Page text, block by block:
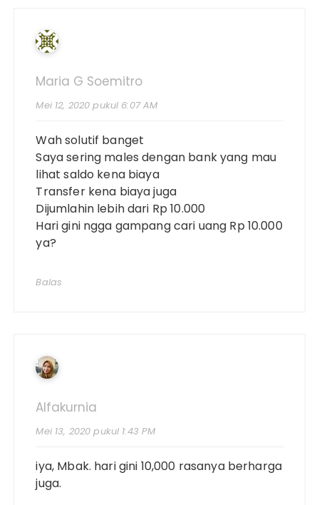
Maria G Soemitro
Mei 12, 2020 pukul 6:07 AM
Wah solutif banget
Saya sering males dengan bank yang mau
lihat saldo kena biaya
Transfer kena biaya juga
Dijumlahin lebih dari Rp 10.000
Hari gini ngga gampang cari uang Rp 10.000
ya?
Balas
Alfakurnia
Mei 13, 2020 pukul 1:43 PM
iya, Mbak. hari gini 10,000 rasanya berharga
juga.